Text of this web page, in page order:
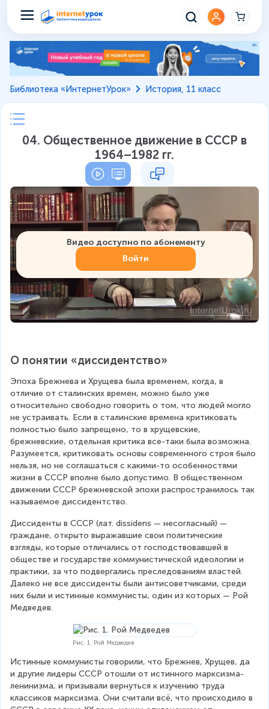
Библиотека «ИнтернетУрок» История, 11 класс
04. Общественное движение в СССР в
1964–1982 гг.
Видео доступно по абонементу
Войти
О понятии «диссидентство»
Эпоха Брежнева и Хрущева была временем, когда, в
отличие от сталинских времен, можно было уже
относительно свободно говорить о том, что людей могло
не устраивать. Если в сталинские времена критиковать
полностью было запрещено, то в хрущевские,
брежневские, отдельная критика все-таки была возможна.
Разумеется, критиковать основы современного строя было
нельзя, но не соглашаться с какими-то особенностями
жизни в СССР вполне было допустимо. В общественном
движении СССР брежневской эпохи распространилось так
называемое диссидентство.
Диссиденты в СССР (лат. dissidens — несогласный) —
граждане, открыто выражавшие свои политические
взгляды, которые отличались от господствовавшей в
обществе и государстве коммунистической идеологии и
практики, за что подвергались преследованиям властей.
Далеко не все диссиденты были антисоветчиками, среди
них были и истинные коммунисты, один из которых — Рой
Медведев.
Рис. 1. Рой Медведев
Истинные коммунисты говорили, что Брежнев, Хрущев, да
и другие лидеры СССР отошли от истинного марксизма-
ленинизма, и призывали вернуться к изучению труда
классиков марксизма. Они считали всё, что происходило в